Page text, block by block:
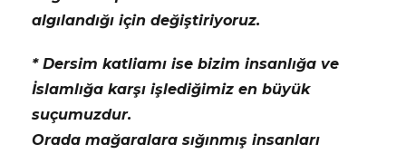
algılandığı için değiştiriyoruz.
* Dersim katliamı ise bizim insanlığa ve
İslamlığa karşı işlediğimiz en büyük
suçumuzdur.
Orada mağaralara sığınmış insanları